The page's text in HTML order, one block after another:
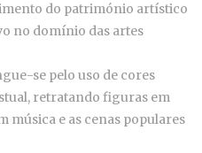
do património artístico
no domínio das artes
se pelo uso de cores
retratando figuras em
música e as cenas populares